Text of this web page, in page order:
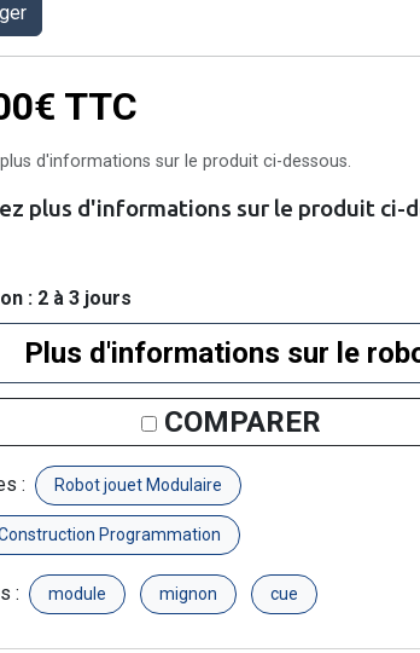
TTC
d'informations sur le produit ci-dessous.
plus d'informations sur le produit ci-
: 2 à 3 jours
Plus d'informations sur le
COMPARER
: Robot jouet Modulaire
Programmation
: module mignon cue